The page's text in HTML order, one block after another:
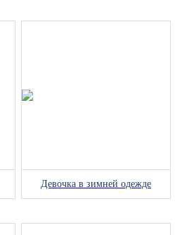
Девочка в зимней одежде